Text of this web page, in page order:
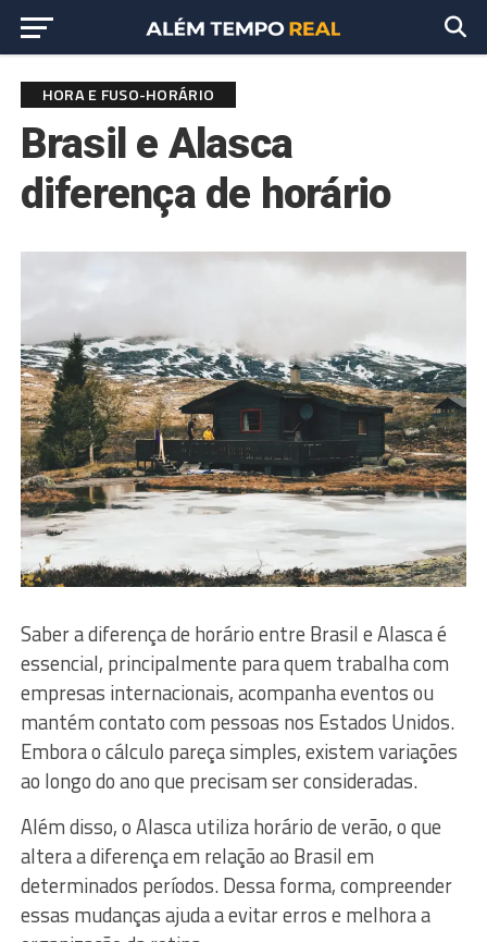
HORA E FUSO-HORÁRIO
Brasil e Alasca
diferença de horário
Saber a diferença de horário entre Brasil e Alasca é
essencial, principalmente para quem trabalha com
empresas internacionais, acompanha eventos ou
mantém contato com pessoas nos Estados Unidos.
Embora o cálculo pareça simples, existem variações
ao longo do ano que precisam ser consideradas.
Além disso, o Alasca utiliza horário de verão, o que
altera a diferença em relação ao Brasil em
determinados períodos. Dessa forma, compreender
essas mudanças ajuda a evitar erros e melhora a